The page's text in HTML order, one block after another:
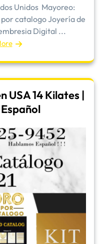
Unidos ​Mayoreo:
catalogo Joyería de
Digital ...
USA 14 Kilates |